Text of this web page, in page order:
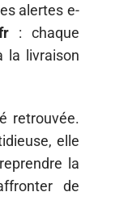
alertes e-
: chaque
la livraison
retrouvée.
elle
la
de